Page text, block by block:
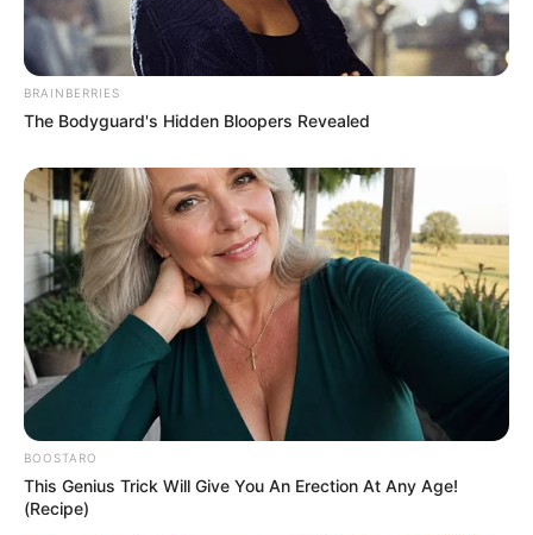
BRAINBERRIES
The Bodyguard's Hidden Bloopers Revealed
BOOSTARO
This Genius Trick Will Give You An Erection At Any Age!
(Recipe)